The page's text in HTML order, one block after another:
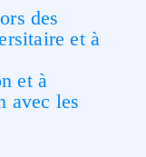
des
et à
et à
avec les